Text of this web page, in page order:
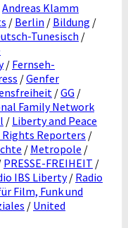
Andreas Klamm
/ Berlin / Bildung /
Tunesisch /
/ Fernseh-
/Genfer
/GG /
Family Network
/ Liberty and Peace
Rights Reporters /
/ Metropole /
PRESSE-FREIHEIT /
IBS Liberty/ Radio
Film, Funk und
/ United